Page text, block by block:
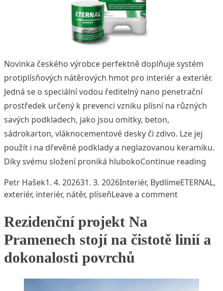
Novinka českého výrobce perfektně doplňuje systém
protiplísňových nátěrových hmot pro interiér a exteriér.
Jedná se o speciální vodou ředitelný nano penetrační
prostředek určený k prevenci vzniku plísní na různých
savých podkladech, jako jsou omítky, beton,
sádrokarton, vláknocementové desky či zdivo. Lze jej
použít i na dřevěné podklady a neglazovanou keramiku.
Díky svému složení proniká hlubokoContinue reading
Posted by
Petr Hašek1. 4. 202631. 3. 2026Posted in
Interiér, BydlímeTags:
ETERNAL,
exteriér, interiér, nátěr, plíseňLeave a commenton
Rezidenční projekt Na
Pramenech stojí na čistotě linií a
dokonalosti povrchů